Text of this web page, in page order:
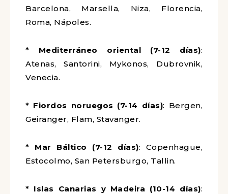
Barcelona, Marsella, Niza, Florencia,
Roma, Nápoles.
* Mediterráneo oriental (7-12 días):
Atenas, Santorini, Mykonos, Dubrovnik,
Venecia.
* Fiordos noruegos (7-14 días): Bergen,
Geiranger, Flam, Stavanger.
* Mar Báltico (7-12 días): Copenhague,
Estocolmo, San Petersburgo, Tallin.
* Islas Canarias y Madeira (10-14 días):